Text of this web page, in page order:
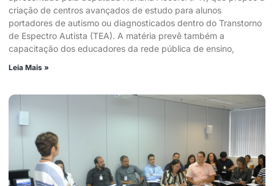
criação de centros avançados de estudo para alunos
portadores de autismo ou diagnosticados dentro do Transtorno
de Espectro Autista (TEA). A matéria prevê também a
capacitação dos educadores da rede pública de ensino,
Leia Mais »